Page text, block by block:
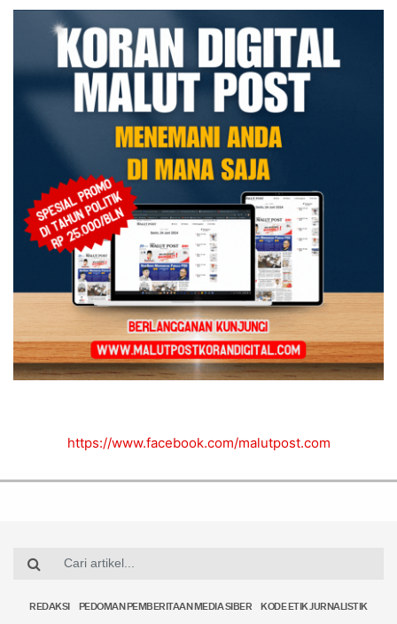
https://www.facebook.com/malutpost.com
REDAKSI PEDOMAN PEMBERITAAN MEDIA SIBER KODE ETIK JURNALISTIK